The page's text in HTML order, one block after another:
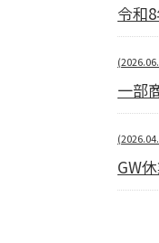
令和
一部
GW